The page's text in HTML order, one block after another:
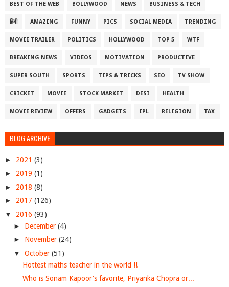
BEST OF THE WEB BOLLYWOOD NEWS BUSINESS & TECH
हिंदी AMAZING FUNNY PICS SOCIAL MEDIA TRENDING
MOVIE TRAILER POLITICS HOLLYWOOD TOP 5 WTF
BREAKING NEWS VIDEOS MOTIVATION PRODUCTIVE
SUPER SOUTH SPORTS TIPS & TRICKS SEO TV SHOW
CRICKET MOVIE STOCK MARKET DESI HEALTH
MOVIE REVIEW OFFERS GADGETS IPL RELIGION TAX
BLOG ARCHIVE
► 2021 (3)
► 2019 (1)
► 2018 (8)
► 2017 (126)
▼ 2016 (93)
► December (4)
► November (24)
▼ October (51)
Hottest maths teacher in the world !!
Who is Sonam Kapoor's favorite, Priyanka Chopra or...